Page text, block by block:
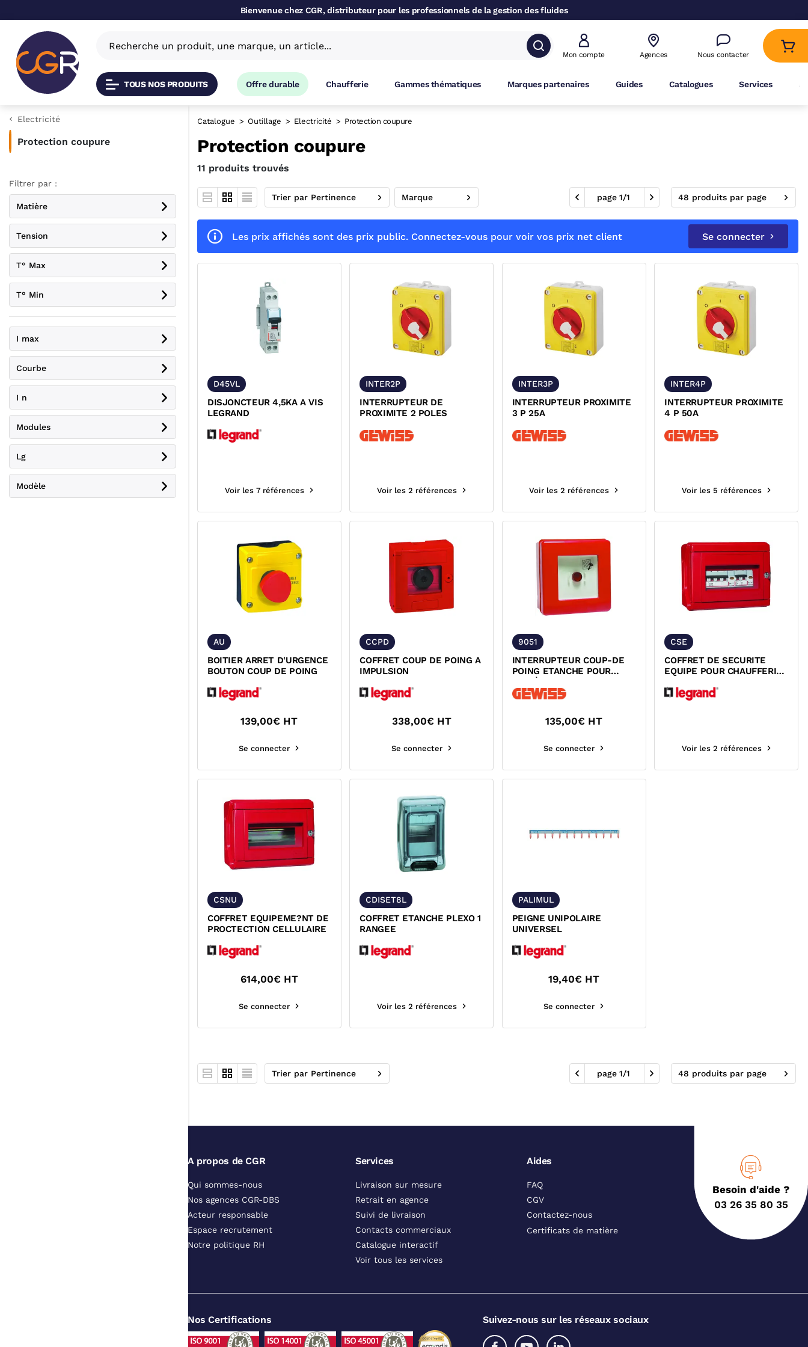
Bienvenue chez CGR, distributeur pour les professionnels de la gestion des fluides
Mon compte Agences Nous contacter
TOUS NOS PRODUITS Offre durable Chaufferie Gammes thématiques Marques partenaires Guides Catalogues Services
Catalogue Outillage Electricité Protection coupure
Protection coupure
11 produits trouvés
Trier par Pertinence Marque page 1/1 48 produits par page
Electricité
Protection coupure
Filtrer par :
Matière
Tension
T° Max
T° Min
I max
Courbe
I n
Modules
Lg
Modèle
Les prix affichés sont des prix public. Connectez-vous pour voir vos prix net client Se connecter
D45VL
DISJONCTEUR 4,5KA A VIS
LEGRAND
Voir les 7 références
INTER2P
INTERRUPTEUR DE
PROXIMITE 2 POLES
Voir les 2 références
INTER3P
INTERRUPTEUR PROXIMITE
3 P 25A
Voir les 2 références
INTER4P
INTERRUPTEUR PROXIMITE
4 P 50A
Voir les 5 références
AU
BOITIER ARRET D'URGENCE
BOUTON COUP DE POING
139,00€ HT
Se connecter
CCPD
COFFRET COUP DE POING A
IMPULSION
338,00€ HT
Se connecter
9051
INTERRUPTEUR COUP-DE
POING ETANCHE POUR
135,00€ HT
Se connecter
CSE
COFFRET DE SECURITE
EQUIPE POUR CHAUFFERIE
038082
Voir les 2 références
CSNU
COFFRET EQUIPEME?NT DE
PROCTECTION CELLULAIRE
614,00€ HT
Se connecter
CDISET8L
COFFRET ETANCHE PLEXO 1
RANGEE
Voir les 2 références
PALIMUL
PEIGNE UNIPOLAIRE
UNIVERSEL
19,40€ HT
Se connecter
Trier par Pertinence page 1/1 48 produits par page
Besoin d'aide ?
03 26 35 80 35
A propos de CGR
Qui sommes-nous
Nos agences CGR-DBS
Acteur responsable
Espace recrutement
Notre politique RH
Services
Livraison sur mesure
Retrait en agence
Suivi de livraison
Contacts commerciaux
Catalogue interactif
Voir tous les services
Aides
FAQ
CGV
Contactez-nous
Certificats de matière
Nos Certifications Suivez-nous sur les réseaux sociaux